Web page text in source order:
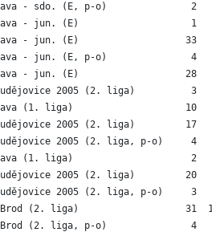
- sdo. (E, p-o)               2   0
- jun. (E)
- jun. (E)                   33
- jun. (E, p-o)               4   0
Jihlava - jun. (E)                   28
2005 (2. liga)          3   0
Jihlava (1. liga)                    10
2005 (2. liga)         17   3
2005 (2. liga, p-o)     4   4
Jihlava (1. liga)                     2
2005 (2. liga)         20   8
2005 (2. liga, p-o)     3   2
Brod (2. liga)                   31
(2. liga, p-o)               4   2